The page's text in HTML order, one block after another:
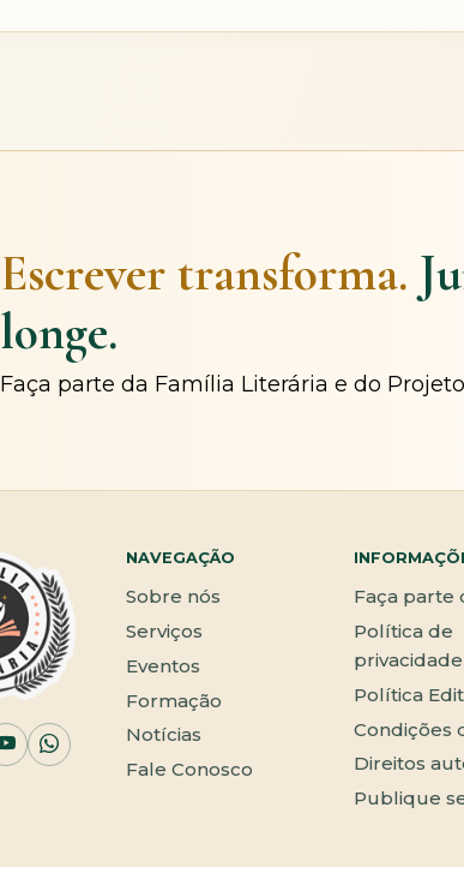
Escrever transforma.
longe.
Faça parte da Família Literária e do
NAVEGAÇÃO
Sobre nós
Serviços
Eventos
Formação
Notícias
Fale Conosco
Faça parte
Política de
privacidade
Política
Condições
Direitos
Publique